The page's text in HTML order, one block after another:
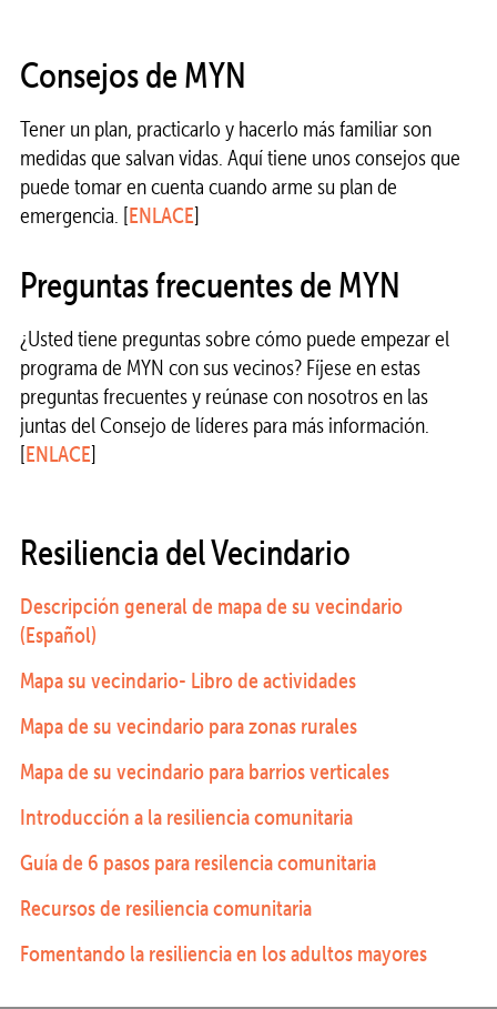
Consejos de MYN
Tener un plan, practicarlo y hacerlo más familiar son
medidas que salvan vidas. Aquí tiene unos consejos que
puede tomar en cuenta cuando arme su plan de
emergencia. [ENLACE]
Preguntas frecuentes de MYN
¿Usted tiene preguntas sobre cómo puede empezar el
programa de MYN con sus vecinos? Fíjese en estas
preguntas frecuentes y reúnase con nosotros en las
juntas del Consejo de líderes para más información.
[ENLACE]
Resiliencia del Vecindario
Descripción general de mapa de su vecindario
(Español)
Mapa su vecindario- Libro de actividades
Mapa de su vecindario para zonas rurales
Mapa de su vecindario para barrios verticales
Introducción a la resiliencia comunitaria
Guía de 6 pasos para resilencia comunitaria
Recursos de resiliencia comunitaria
Fomentando la resiliencia en los adultos mayores